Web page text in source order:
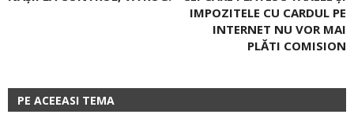
IMPOZITELE CU CARDUL PE
INTERNET NU VOR MAI
PLĂTI ­COMISION
PE ACEEASI TEMA